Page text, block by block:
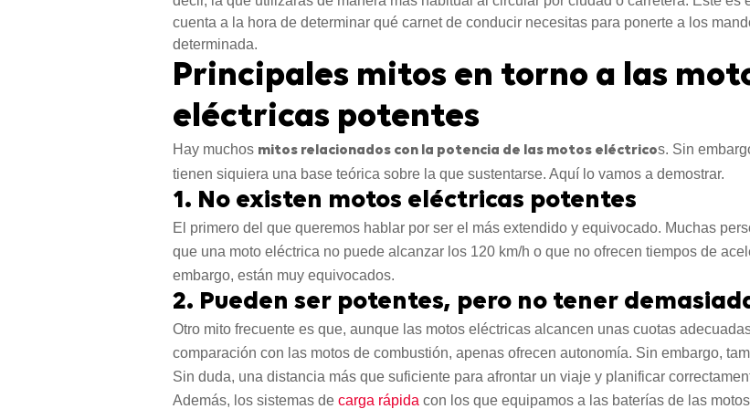
cuenta a la hora de determinar qué carnet de conducir necesitas para ponerte a los
determinada.
Principales mitos en torno a las
eléctricas potentes
Hay muchos mitos relacionados con la potencia de las motos eléctricos. Sin
tienen siquiera una base teórica sobre la que sustentarse. Aquí lo vamos a demostrar.
1. No existen motos eléctricas potentes
El primero del que queremos hablar por ser el más extendido y equivocado. Muchas
que una moto eléctrica no puede alcanzar los 120 km/h o que no ofrecen tiempos de
embargo, están muy equivocados.
2. Pueden ser potentes, pero no tener
Otro mito frecuente es que, aunque las motos eléctricas alcancen unas cuotas
comparación con las motos de combustión, apenas ofrecen autonomía. Sin embargo,
Sin duda, una distancia más que suficiente para afrontar un viaje y planificar
Además, los sistemas de carga rápidacon los que equipamos a las baterías de las